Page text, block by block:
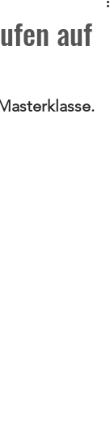
auf